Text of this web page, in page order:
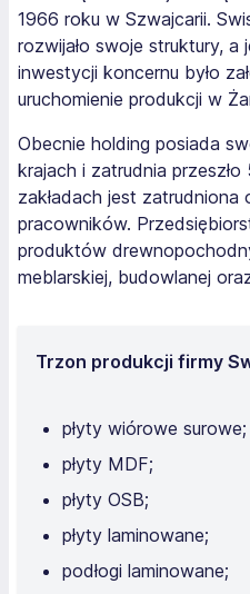
1966 roku w Szwajcarii.
rozwijało swoje struktury, a
inwestycji koncernu było
uruchomienie produkcji w
Obecnie holding posiada
krajach i zatrudnia
zakładach jest zatrudniona
pracowników.
produktów
meblarskiej, budowlanej
Trzon produkcji firmy
płyty wiórowe surowe;
płyty MDF;
płyty OSB;
płyty laminowane;
podłogi laminowane;